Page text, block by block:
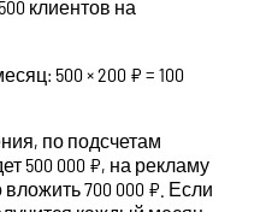
клиентов на
500 × 200 ₽ = 100
по подсчетам
500 000 ₽, на рекламу
700 000 ₽. Если